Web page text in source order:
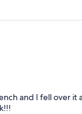
and I fell over it